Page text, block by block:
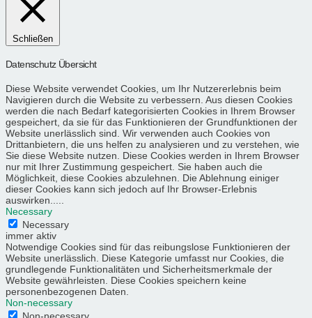
Schließen
Datenschutz Übersicht
Diese Website verwendet Cookies, um Ihr Nutzererlebnis beim
Navigieren durch die Website zu verbessern. Aus diesen Cookies
werden die nach Bedarf kategorisierten Cookies in Ihrem Browser
gespeichert, da sie für das Funktionieren der Grundfunktionen der
Website unerlässlich sind. Wir verwenden auch Cookies von
Drittanbietern, die uns helfen zu analysieren und zu verstehen, wie
Sie diese Website nutzen. Diese Cookies werden in Ihrem Browser
nur mit Ihrer Zustimmung gespeichert. Sie haben auch die
Möglichkeit, diese Cookies abzulehnen. Die Ablehnung einiger
dieser Cookies kann sich jedoch auf Ihr Browser-Erlebnis
auswirken.....
Necessary
Necessary
immer aktiv
Notwendige Cookies sind für das reibungslose Funktionieren der
Website unerlässlich. Diese Kategorie umfasst nur Cookies, die
grundlegende Funktionalitäten und Sicherheitsmerkmale der
Website gewährleisten. Diese Cookies speichern keine
personenbezogenen Daten.
Non-necessary